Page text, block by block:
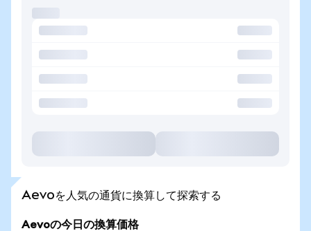
Aevoを人気の通貨に換算して探索する
Aevoの今日の換算価格